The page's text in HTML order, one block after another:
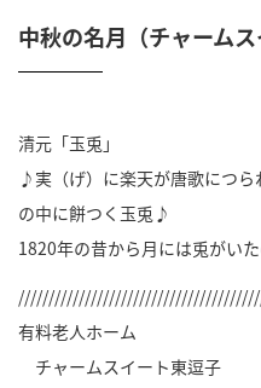
中秋の名月（チャームス
清元「玉兎」
♪実（げ）に楽天が唐歌につ
の中に餅つく玉兎♪
1820年の昔から月には兎がいた
有料老人ホーム
チャームスイート東逗子